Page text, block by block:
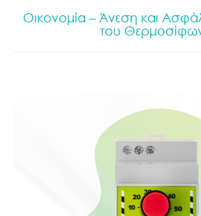
Οικονομία – Άνεση και
του